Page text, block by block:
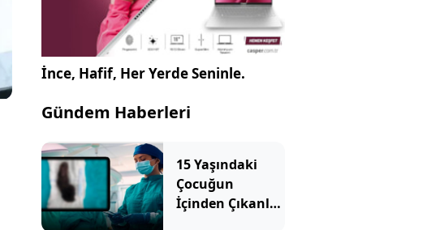
İnce, Hafif, Her Yerde Seninle.
Gündem Haberleri
15 Yaşındaki
Çocuğun
İçinden Çıkanlar